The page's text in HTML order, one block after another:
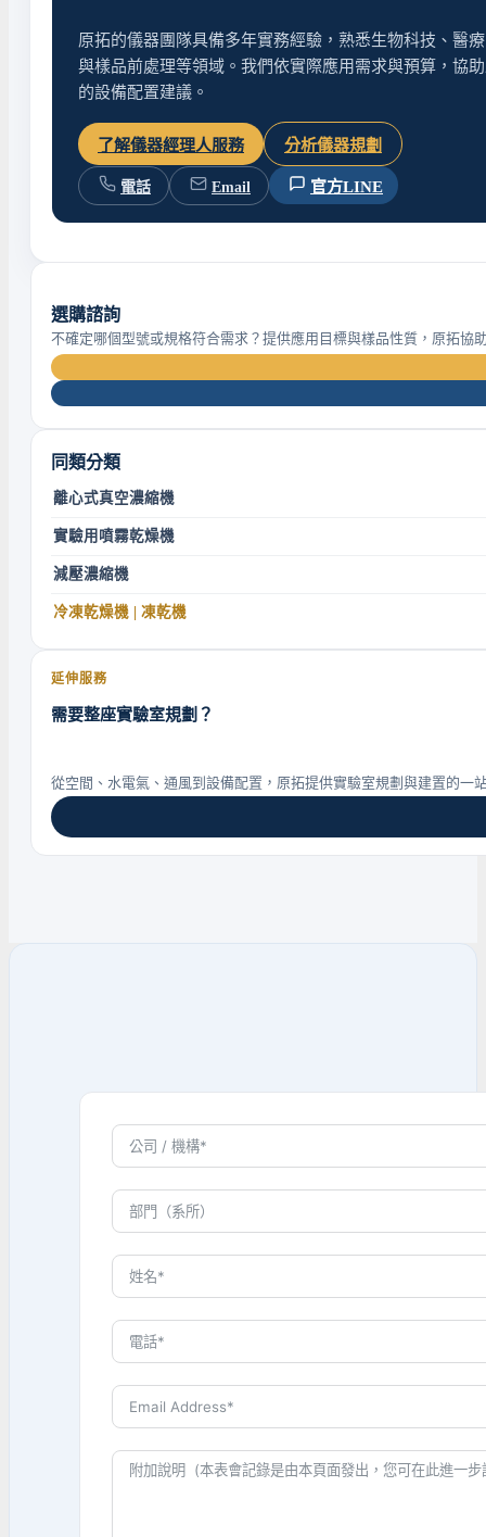
原拓的儀器團隊具備多年實務經驗，熟悉生物科技、醫
與樣品前處理等領域。我們依實際應用需求與預算，協
的設備配置建議。
了解儀器經理人服務 分析儀器規劃
電話 Email 官方LINE
選購諮詢
不確定哪個型號或規格符合需求？提供應用目標與樣品性質，原拓協
同類分類
離心式真空濃縮機
實驗用噴霧乾燥機
減壓濃縮機
冷凍乾燥機 | 凍乾機
延伸服務
需要整座實驗室規劃？
從空間、水電氣、通風到設備配置，原拓提供實驗室規劃與建置的一